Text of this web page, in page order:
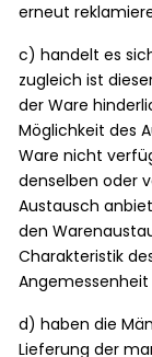
erneut
c) handelt es
zugleich ist
der Ware
Möglichkeit des
Ware nicht
denselben oder
Austausch
den
Charakteristik
d) haben die
Lieferung der